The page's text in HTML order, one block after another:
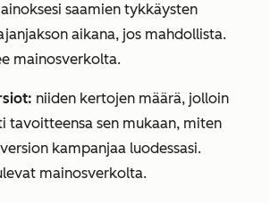
saamien tykkäysten
aikana, jos mahdollista.
mainosverkolta.
niiden kertojen määrä, jolloin
tavoitteensa sen mukaan, miten
kampanjaa luodessasi.
mainosverkolta.